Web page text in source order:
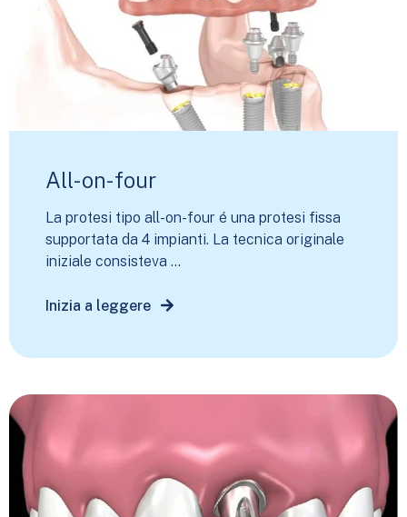
All-on-four
La protesi tipo all-on-four é una protesi fissa
supportata da 4 impianti. La tecnica originale
iniziale consisteva ...
Inizia a leggere